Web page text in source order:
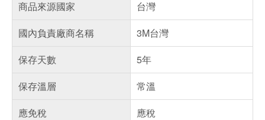
商品來源國家
台灣
國內負責廠商名稱
3M台灣
保存天數
5年
保存溫層
常溫
應免稅
應稅